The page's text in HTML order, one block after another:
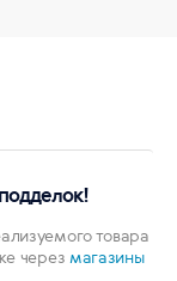
товара
через магазины